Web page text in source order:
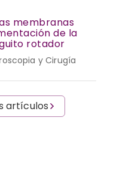
membranas
de la
rotador
y Cirugía
artículos